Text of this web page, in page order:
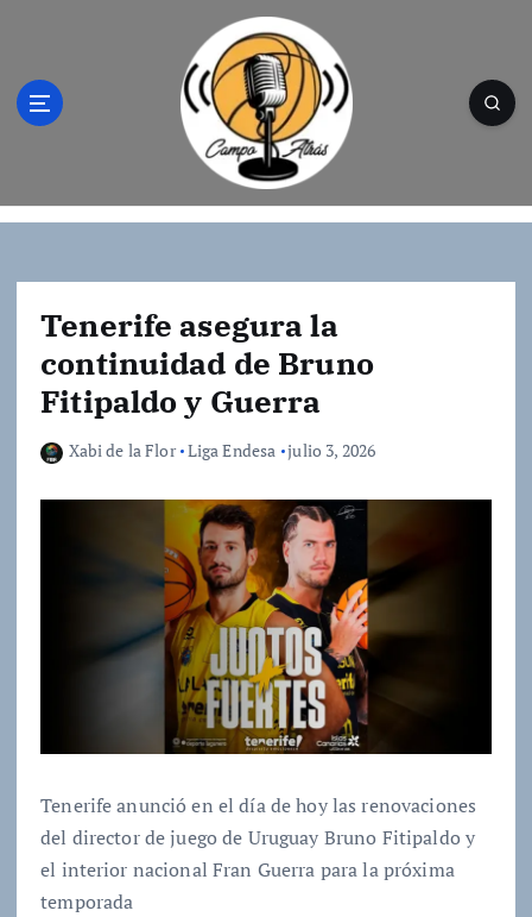
l
Campo Atrás - Tu web de baloncesto donde
mundo de la canasta. Crónicas, noticias,
artículos y fotos del mejor baloncesto
Tenerife asegura la
continuidad de Bruno
Fitipaldo y Guerra
Xabi de la Flor Liga Endesa julio 3, 2026
Tenerife anunció en el día de hoy las renovaciones
del director de juego de Uruguay Bruno Fitipaldo y
el interior nacional Fran Guerra para la próxima
temporada